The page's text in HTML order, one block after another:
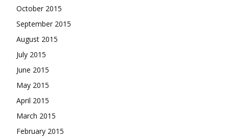
October 2015
September 2015
August 2015
July 2015
June 2015
May 2015
April 2015
March 2015
February 2015